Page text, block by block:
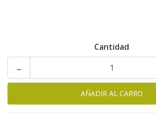
Cantidad
-